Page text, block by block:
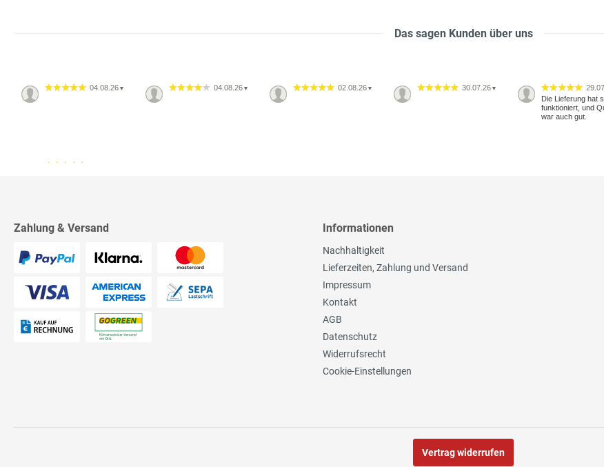
Das sagen Kunden über uns
04.08.26 ▼ 04.08.26 ▼ 02.08.26 ▼ 30.07.26 ▼
Die Lieferung hat
funktioniert, und
war auch gut.
Zahlung & Versand Informationen
Nachhaltigkeit
Lieferzeiten, Zahlung und Versand
Impressum
Kontakt
AGB
Datenschutz
Widerrufsrecht
Cookie-Einstellungen
Vertrag widerrufen